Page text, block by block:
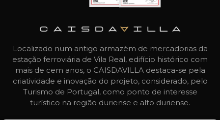
Localizado num antigo armazém de mercadorias da
estação ferroviária de Vila Real, edifício histórico com
mais de cem anos, o CAISDAVILLA destaca-se pela
criatividade e inovação do projeto, considerado, pelo
Turismo de Portugal, como ponto de interesse
turístico na região duriense e alto duriense.